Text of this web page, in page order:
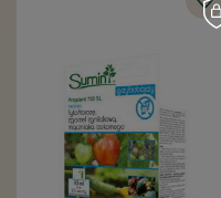
magnez (Mg),
siarka (S),
bor (B),
miedź (Cu),
żelazo (Fe),